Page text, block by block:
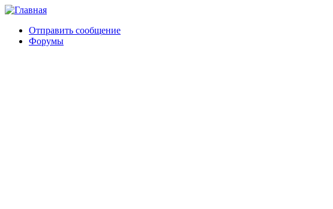
Отправить сообщение
Форумы